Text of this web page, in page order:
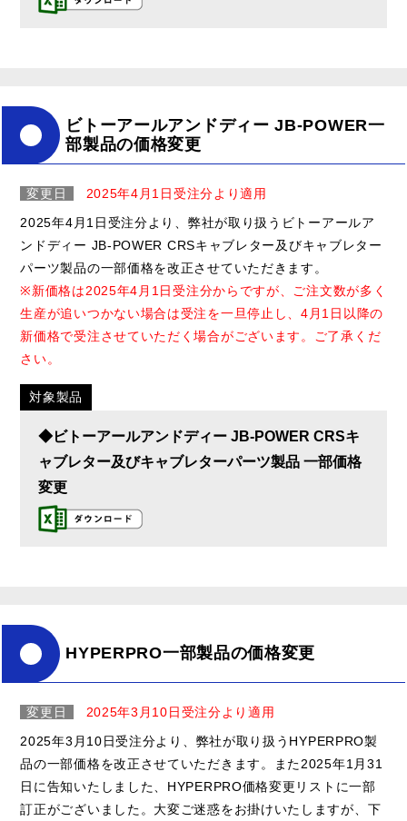
ビトーアールアンドディー JB-POWER一
部製品の価格変更
変更日
2025年4月1日受注分より適用
2025年4月1日受注分より、弊社が取り扱うビトーアールア
ンドディー JB-POWER CRSキャブレター及びキャブレター
パーツ製品の一部価格を改正させていただきます。
※新価格は2025年4月1日受注分からですが、ご注文数が多く
生産が追いつかない場合は受注を一旦停止し、4月1日以降の
新価格で受注させていただく場合がございます。ご了承くだ
さい。
対象製品
◆ビトーアールアンドディー JB-POWER CRSキ
ャブレター及びキャブレターパーツ製品 一部価格
変更
HYPERPRO一部製品の価格変更
変更日
2025年3月10日受注分より適用
2025年3月10日受注分より、弊社が取り扱うHYPERPRO製
品の一部価格を改正させていただきます。また2025年1月31
日に告知いたしました、HYPERPRO価格変更リストに一部
訂正がございました。大変ご迷惑をお掛けいたしますが、下